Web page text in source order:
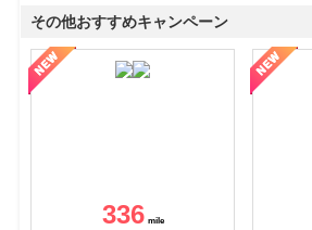
その他おすすめキャンペーン
336